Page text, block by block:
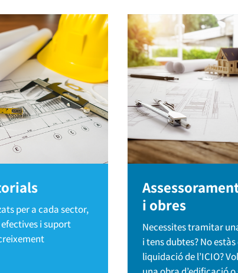
per a cada sector,
i suport
i obres
Necessites tramitar
i tens dubtes? No
liquidació de l’ICIO?